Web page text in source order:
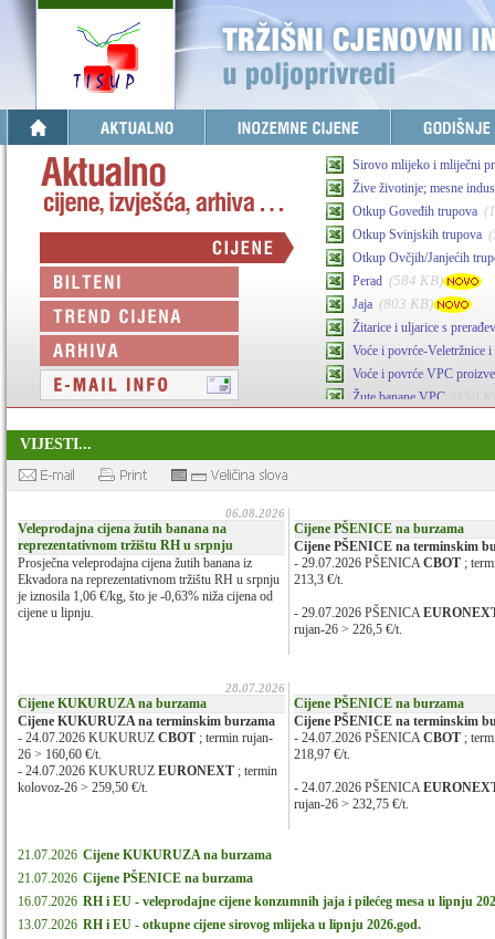
Sirovo mlijeko i mliječni
Žive životinje; mesne
Otkup Goveđih trupova
Otkup Svinjskih trupova
Otkup Ovčjih/Janjećih
Perad (584 KB)
Jaja (803 KB)
Žitarice i uljarice s
Voće i povrće-Veletržnice i
Voće i povrće VPC
Žute banane VPC
VIJESTI...
06.08.2026
Veleprodajna cijena žutih banana na
reprezentativnom tržištu RH u srpnju
Prosječna veleprodajna cijena žutih banana iz
Ekvadora na reprezentativnom tržištu RH u srpnju
je iznosila 1,06 €/kg, što je -0,63% niža cijena od
cijene u lipnju.
Cijene PŠENICE na burzama
Cijene PŠENICE na terminskim
- 29.07.2026 PŠENICACBOT ;
213,3 €/t.
- 29.07.2026 PŠENICA
rujan-26 > 226,5 €/t.
28.07.2026
Cijene KUKURUZA na burzama
Cijene KUKURUZA na terminskim burzama
- 24.07.2026 KUKURUZ CBOT ; termin rujan-
26 > 160,60 €/t.
- 24.07.2026 KUKURUZ EURONEXT ; termin
kolovoz-26 > 259,50 €/t.
Cijene PŠENICE na burzama
Cijene PŠENICE na terminskim
- 24.07.2026 PŠENICACBOT ;
218,97 €/t.
- 24.07.2026 PŠENICA
rujan-26 > 232,75 €/t.
21.07.2026 Cijene KUKURUZA na burzama
21.07.2026 Cijene PŠENICE na burzama
16.07.2026 RH i EU - veleprodajne cijene konzumnih jaja i pilećeg mesa u lipnju
13.07.2026 RH i EU - otkupne cijene sirovog mlijeka u lipnju 2026.god.